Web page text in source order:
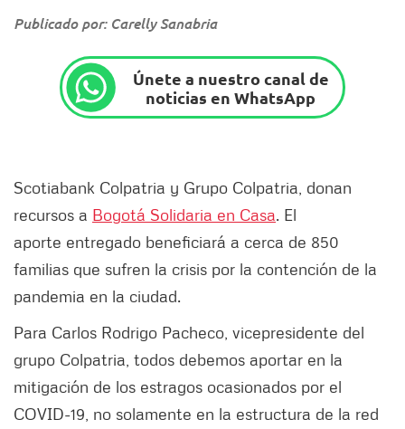
Publicado por: Carelly Sanabria
Únete a nuestro canal de
noticias en WhatsApp
Scotiabank Colpatria y Grupo Colpatria, donan
recursos a Bogotá Solidaria en Casa. El
aporte entregado beneficiará a cerca de 850
familias que sufren la crisis por la contención de la
pandemia en la ciudad.
Para Carlos Rodrigo Pacheco, vicepresidente del
grupo Colpatria, todos debemos aportar en la
mitigación de los estragos ocasionados por el
COVID-19, no solamente en la estructura de la red